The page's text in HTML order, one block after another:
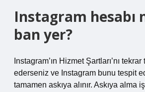
Instagram hesabı
ban yer?
Instagram’ın Hizmet Şartları’nı
ederseniz ve Instagram bunu tespit
tamamen askıya alınır. Askıya alma